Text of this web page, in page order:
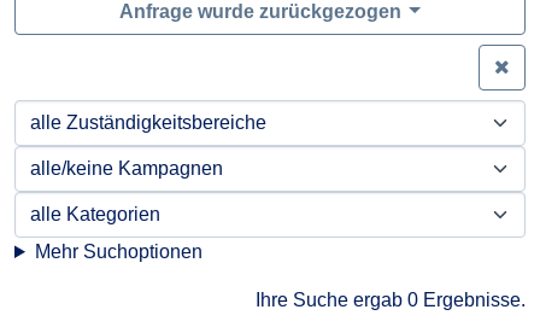
Anfrage wurde zurückgezogen
Mehr Suchoptionen
Ihre Suche ergab 0 Ergebnisse.